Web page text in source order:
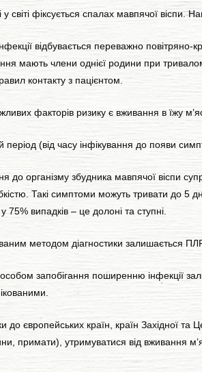
світі фіксується спалах мавпячої віспи.
відбувається переважно
мають члени однієї родини при
контакту з пацієнтом.
факторів ризику є вживання в їжу
період (від часу інфікування до появи
організму збудника мавпячої віспи
Такі симптоми можуть тривати до 5
75% випадків – це долоні та ступні.
методом діагностики залишається
запобігання поширенню інфекції
європейських країн, країн Західної та
примати), утримуватися від вживання